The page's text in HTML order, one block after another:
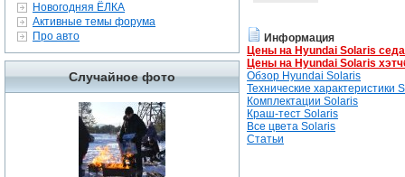
Новогодняя ЁЛКА
Активные темы форума
Про авто
Случайное фото
Информация
Цены на Hyundai Solaris
Цены на Hyundai Solaris
Обзор Hyundai Solaris
Технические характеристики
Комплектации Solaris
Краш-тест Solaris
Все цвета Solaris
Статьи